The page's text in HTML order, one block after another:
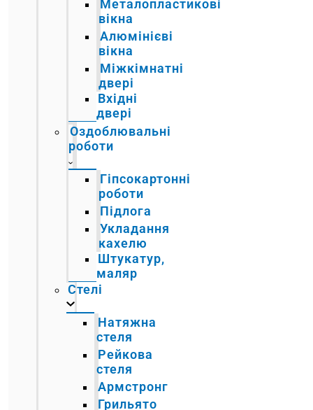
Металопластикові
вікна
Алюмінієві
вікна
Міжкімнатні
двері
Вхідні
двері
Оздоблювальні
роботи
Гіпсокартонні
роботи
Підлога
Укладання
кахелю
Штукатур,
маляр
Стелі
Натяжна
стеля
Рейкова
стеля
Армстронг
Грильято